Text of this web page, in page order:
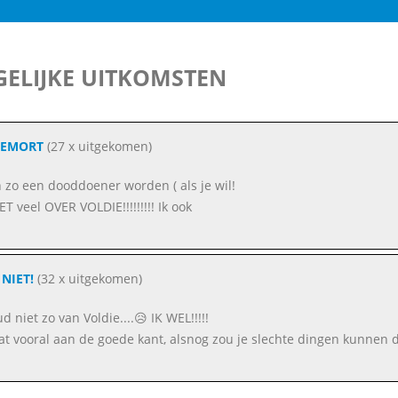
UITKOMSTEN
(27 x uitgekomen)
zo een dooddoener worden ( als je wil!
veel OVER VOLDIE!!!!!!!!! Ik ook
(32 x uitgekomen)
niet zo van Voldie....😥 IK WEL!!!!!
vooral aan de goede kant, alsnog zou je slechte dingen kunnen